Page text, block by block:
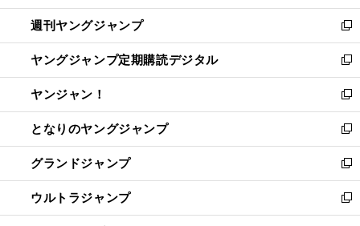
開
く
ウ
で
開
く
ン
ド
ウ
で
開
く
ウ
ィ
ン
ド
ウ
で
開
く
週刊ヤングジャンプ
新
し
い
ウ
ィ
ン
ド
ウ
で
開
く
ヤングジャンプ定期購読デジタル
新
し
い
ウ
ィ
ン
ド
ウ
で
開
ヤンジャン！
新
し
い
ウ
ィ
ン
ド
ウ
となりのヤングジャンプ
新
し
い
ウ
ィ
ン
グランドジャンプ
新
し
い
ウ
ウルトラジャンプ
新
し